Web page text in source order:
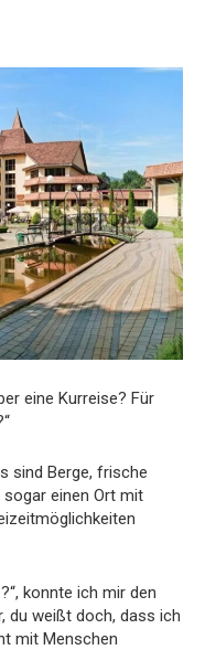
eine Kurreise? Für
sind Berge, frische
einen Ort mit
konnte ich mir den
du weißt doch, dass ich
mit Menschen